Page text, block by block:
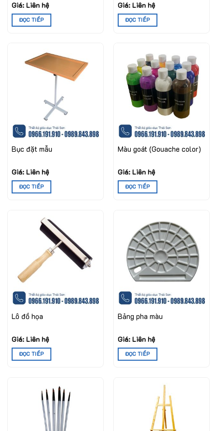
Giá: Liên hệ
ĐỌC TIẾP
Giá: Liên hệ
ĐỌC TIẾP
Bục đặt mẫu
Giá: Liên hệ
ĐỌC TIẾP
Màu goát (Gouache color)
Giá: Liên hệ
ĐỌC TIẾP
Lô đồ họa
Giá: Liên hệ
ĐỌC TIẾP
Bảng pha màu
Giá: Liên hệ
ĐỌC TIẾP